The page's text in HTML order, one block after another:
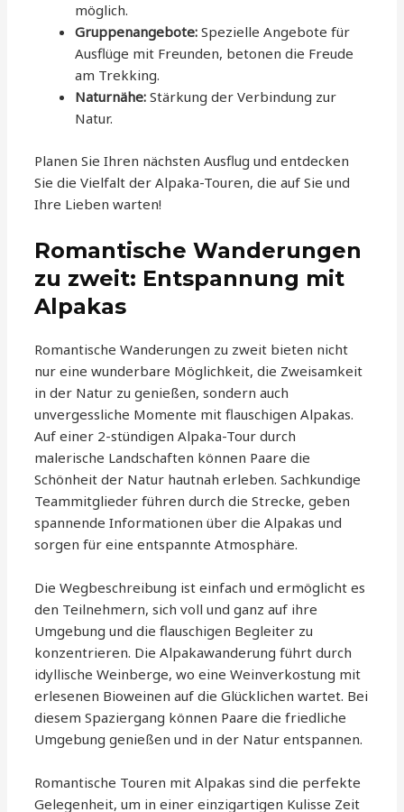
möglich.
Gruppenangebote: Spezielle Angebote für
Ausflüge mit Freunden, betonen die Freude
am Trekking.
Naturnähe: Stärkung der Verbindung zur
Natur.
Planen Sie Ihren nächsten Ausflug und entdecken
Sie die Vielfalt der Alpaka-Touren, die auf Sie und
Ihre Lieben warten!
Romantische Wanderungen
zu zweit: Entspannung mit
Alpakas
Romantische Wanderungen zu zweit bieten nicht
nur eine wunderbare Möglichkeit, die Zweisamkeit
in der Natur zu genießen, sondern auch
unvergessliche Momente mit flauschigen Alpakas.
Auf einer 2-stündigen Alpaka-Tour durch
malerische Landschaften können Paare die
Schönheit der Natur hautnah erleben. Sachkundige
Teammitglieder führen durch die Strecke, geben
spannende Informationen über die Alpakas und
sorgen für eine entspannte Atmosphäre.
Die Wegbeschreibung ist einfach und ermöglicht es
den Teilnehmern, sich voll und ganz auf ihre
Umgebung und die flauschigen Begleiter zu
konzentrieren. Die Alpakawanderung führt durch
idyllische Weinberge, wo eine Weinverkostung mit
erlesenen Bioweinen auf die Glücklichen wartet. Bei
diesem Spaziergang können Paare die friedliche
Umgebung genießen und in der Natur entspannen.
Romantische Touren mit Alpakas sind die perfekte
Gelegenheit, um in einer einzigartigen Kulisse Zeit